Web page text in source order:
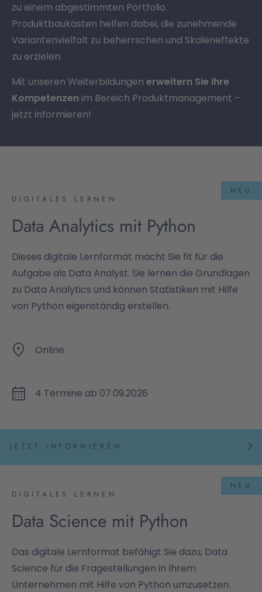
zu einem abgestimmten Portfolio.
Produktbaukästen helfen dabei, die zunehmende
Variantenvielfalt zu beherrschen und Skaleneffekte
zu erzielen.
Mit unseren Weiterbildungen erweitern Sie Ihre
Kompetenzen im Bereich Produktmanagement –
jetzt informieren!
DIGITALES LERNEN
Data Analytics mit Python
NEU
Dieses digitale Lernformat macht Sie fit für die
Aufgabe als Data Analyst. Sie lernen die Grundlagen
zu Data Analytics und können Statistiken mit Hilfe
von Python eigenständig erstellen.
Online
4 Termine ab 07.09.2026
JETZT INFORMIEREN
DIGITALES LERNEN
Data Science mit Python
NEU
Das digitale Lernformat befähigt Sie dazu, Data
Science für die Fragestellungen in Ihrem
Unternehmen mit Hilfe von Python umzusetzen.